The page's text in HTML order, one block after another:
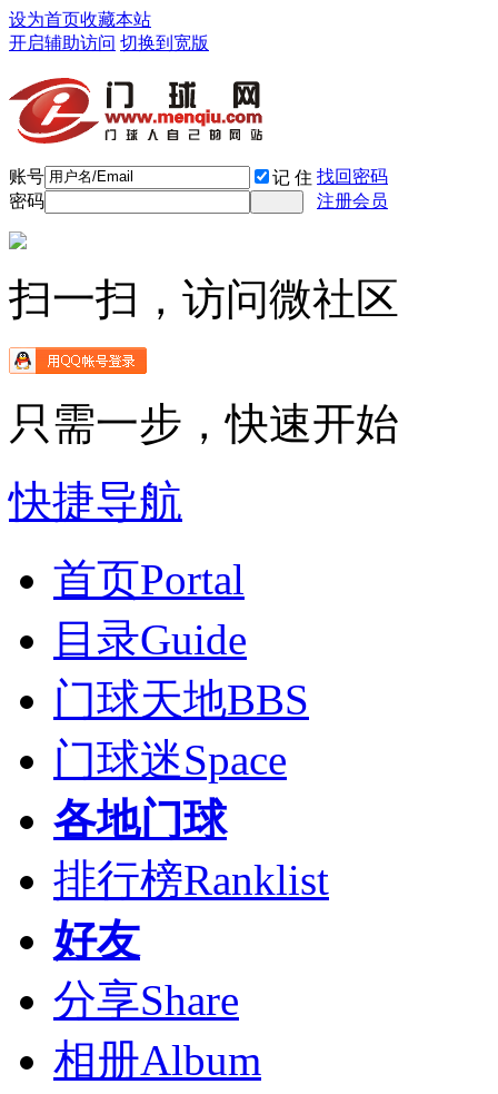
设为首页收藏本站
开启辅助访问 切换到宽版
账号 记 住 找回密码
密码
注册会员
扫一扫，访问微社区
只需一步，快速开始
快捷导航
首页Portal
目录Guide
门球天地BBS
门球迷Space
各地门球
排行榜Ranklist
好友
分享Share
相册Album